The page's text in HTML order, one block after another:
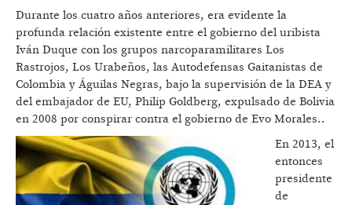
Durante los cuatro años anteriores, era evidente la
profunda relación existente entre el gobierno del uribista
Iván Duque con los grupos narcoparamilitares Los
Rastrojos, Los Urabeños, las Autodefensas Gaitanistas de
Colombia y Águilas Negras, bajo la supervisión de la DEA y
del embajador de EU, Philip Goldberg, expulsado de Bolivia
en 2008 por conspirar contra el gobierno de Evo Morales..
En 2013, el
entonces
presidente
de